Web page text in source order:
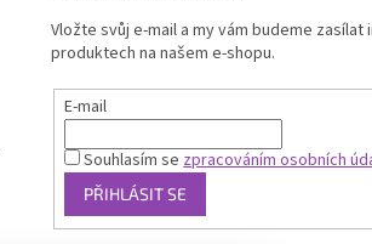
Vložte svůj e-mail a my vám budeme zasílat
produktech na našem e-shopu.
E-mail
Souhlasím se zpracováním osobních
PŘIHLÁSIT SE